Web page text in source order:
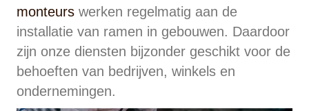
monteurs werken regelmatig aan de
installatie van ramen in gebouwen. Daardoor
zijn onze diensten bijzonder geschikt voor de
behoeften van bedrijven, winkels en
ondernemingen.